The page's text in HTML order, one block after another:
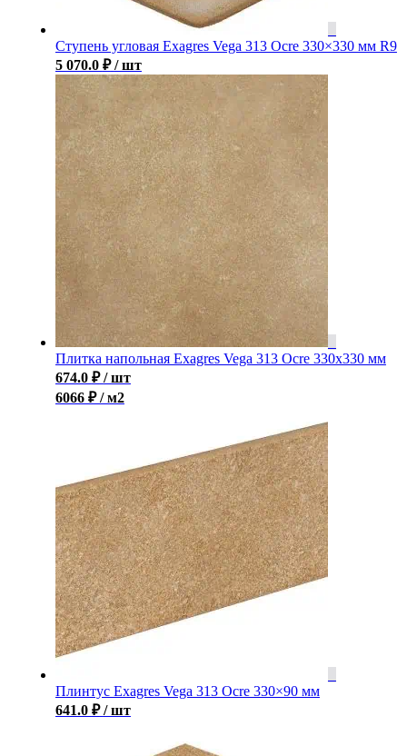
Ступень угловая Exagres Vega 313 Ocre 330×330 мм R9
5 070.0 ₽ / шт
Плитка напольная Exagres Vega 313 Ocre 330х330 мм
674.0 ₽ / шт
6066 ₽ / м2
Плинтус Exagres Vega 313 Ocre 330×90 мм
641.0 ₽ / шт